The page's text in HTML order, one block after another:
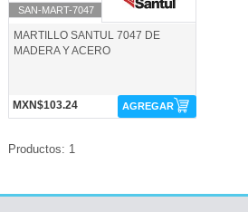
SAN-MART-7047
MARTILLO SANTUL 7047 DE
MADERA Y ACERO
MXN$103.24 AGREGAR
Productos: 1